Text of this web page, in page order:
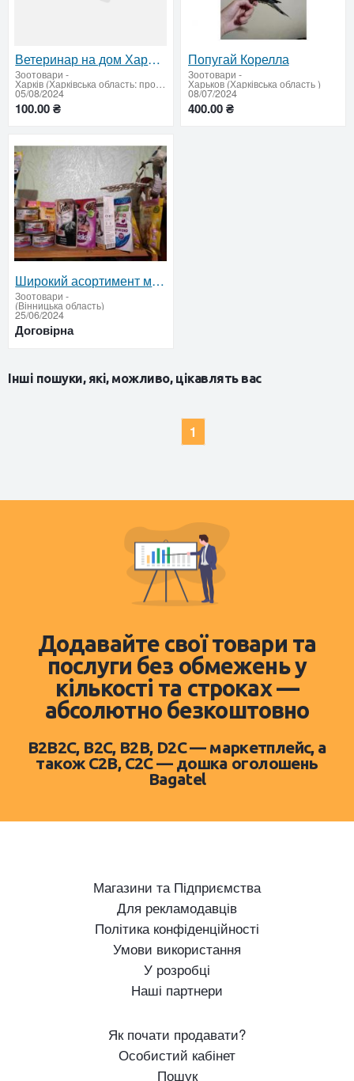
Ветеринар на дом Харьков
Зоотовари -
Харків (Харківська область: продати купити)
05/08/2024
100.00 ₴
Попугай Корелла
Зоотовари -
Харьков (Харківська область )
08/07/2024
400.00 ₴
Широкий асортимент м'ясного корму для котів
Зоотовари -
(Вінницька область)
25/06/2024
Договірна
Інші пошуки, які, можливо, цікавлять вас
1
Додавайте свої товари та
послуги без обмежень у
кількості та строках —
абсолютно безкоштовно
B2B2C, B2C, B2B, D2C — маркетплейс, а
також C2B, C2C — дошка оголошень
Bagatel
Магазини та Підприємства
Для рекламодавців
Політика конфіденційності
Умови використання
У розробці
Наші партнери
Як почати продавати?
Особистий кабінет
Пошук